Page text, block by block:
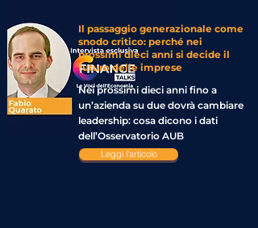
Il passaggio generazionale come
snodo critico: perché nei
prossimi dieci anni si decide il
futuro delle imprese
Nei prossimi dieci anni fino a
un’azienda su due dovrà cambiare
leadership: cosa dicono i dati
dell’Osservatorio AUB
Leggi l'articolo